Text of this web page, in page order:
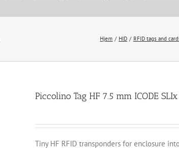
Hjem HID RFID tags and
Piccolino Tag HF 7.5 mm ICODE
Tiny HF RFID transponders for enclosure